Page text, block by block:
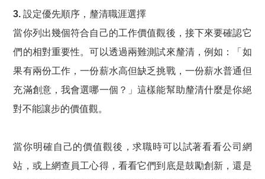
3. 設定優先順序，釐清職涯選擇
當你列出幾個符合自己的工作價值觀後，接下來要確認它
們的相對重要性。可以透過兩難測試來釐清，例如：「如
果有兩份工作，一份薪水高但缺乏挑戰，一份薪水普通但
充滿創意，我會選哪一個？」這樣能幫助釐清什麼是你絕
對不能讓步的價值觀。
當你明確自己的價值觀後，求職時可以試著看看公司網
站，或上網查員工心得，看看它們到底是鼓勵創新，還是